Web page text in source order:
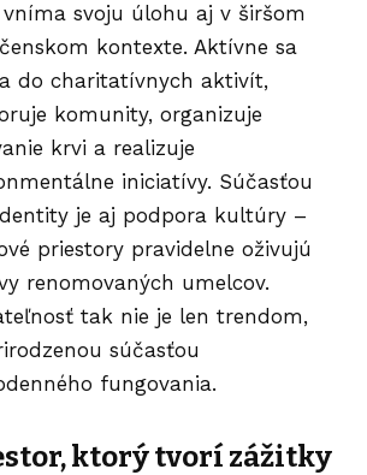
vníma svoju úlohu aj v širšom
kontexte. Aktívne sa
do charitatívnych aktivít,
komunity, organizuje
krvi a realizuje
iniciatívy. Súčasťou
je aj podpora kultúry –
priestory pravidelne oživujú
renomovaných umelcov.
tak nie je len trendom,
súčasťou
fungovania.
ktorý tvorí zážitky